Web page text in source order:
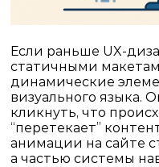
Если раньше UX-
статичными
динамические
визуального языка.
кликнуть, что
“перетекает”
анимации на сайте
а частью системы